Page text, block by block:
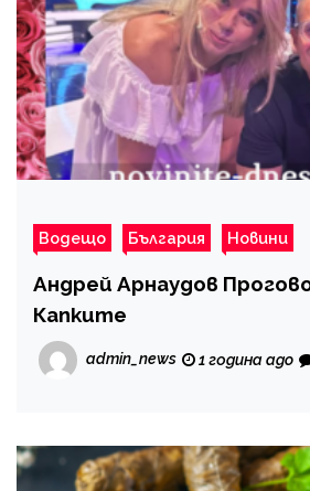
Водещо България Новини
Андрей Арнаудов
Капките
admin_news 1 година ago